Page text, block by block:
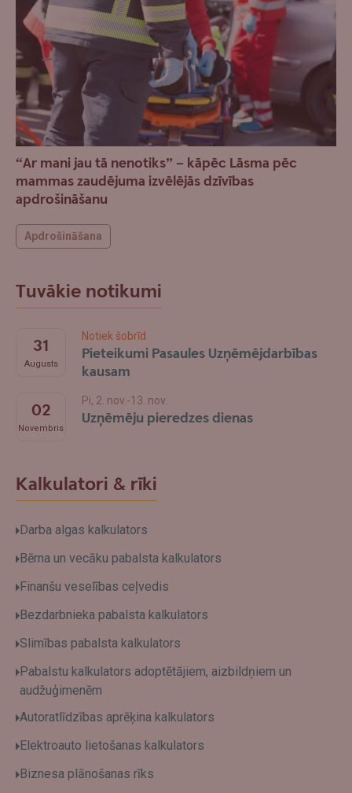
“Ar mani jau tā nenotiks” – kāpēc Lāsma pēc
mammas zaudējuma izvēlējās dzīvības
apdrošināšanu
Apdrošināšana
Tuvākie notikumi
31
Augusts
Notiek šobrīd
Pieteikumi Pasaules Uzņēmējdarbības
kausam
02
Novembris
Pi, 2. nov.-13. nov.
Uzņēmēju pieredzes dienas
Kalkulatori & rīki
Darba algas kalkulators
Bērna un vecāku pabalsta kalkulators
Finanšu veselības ceļvedis
Bezdarbnieka pabalsta kalkulators
Slimības pabalsta kalkulators
Pabalstu kalkulators adoptētājiem, aizbildņiem un
audžuģimenēm
Autoratlīdzības aprēķina kalkulators
Elektroauto lietošanas kalkulators
Biznesa plānošanas rīks